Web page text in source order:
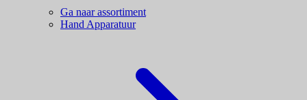
Ga naar assortiment
Hand Apparatuur